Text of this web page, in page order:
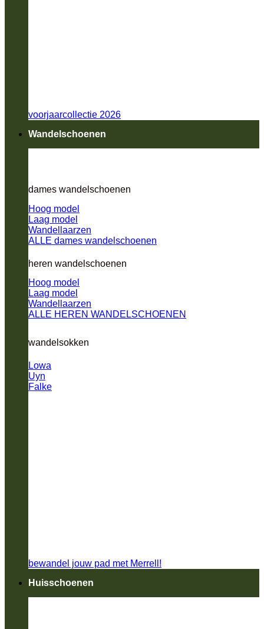
voorjaarcollectie 2026
Wandelschoenen
dames wandelschoenen
Hoog model
Laag model
Wandellaarzen
ALLE dames wandelschoenen
heren wandelschoenen
Hoog model
Laag model
Wandellaarzen
ALLE HEREN WANDELSCHOENEN
wandelsokken
Lowa
Uyn
Falke
bewandel jouw pad met Merrell!
Huisschoenen